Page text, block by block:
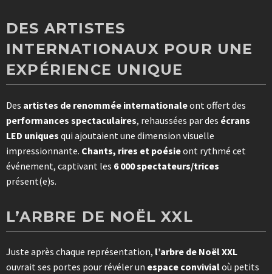
DES ARTISTES
INTERNATIONAUX POUR UNE
EXPÉRIENCE UNIQUE
Des artistes de renommée internationaleont offert des
performances spectaculaires, rehaussées par des écrans
LED uniques qui ajoutaient une dimension visuelle
impressionnante. Chants, rires et poésieont rythmé cet
événement, captivant les 6 000 spectateurs/trices
présent(e)s.
L’ARBRE DE NOËL XXL
Juste après chaque représentation, l’arbre de Noël XXL
ouvrait ses portes pour révéler un espace convivialoù petits